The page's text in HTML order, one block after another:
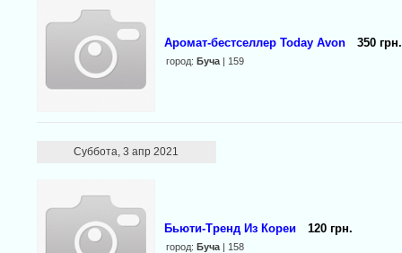
Аромат-бестселлер Today Avon 350 грн.
город: Буча| 159
Суббота, 3 апр 2021
Бьюти-Тренд Из Кореи 120 грн.
город: Буча| 158